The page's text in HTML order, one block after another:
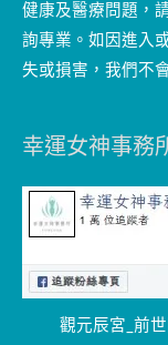
健康及醫療問題，
詢專業。如因進入
失或損害，我們不
幸運女神事務
觀元辰宮_前